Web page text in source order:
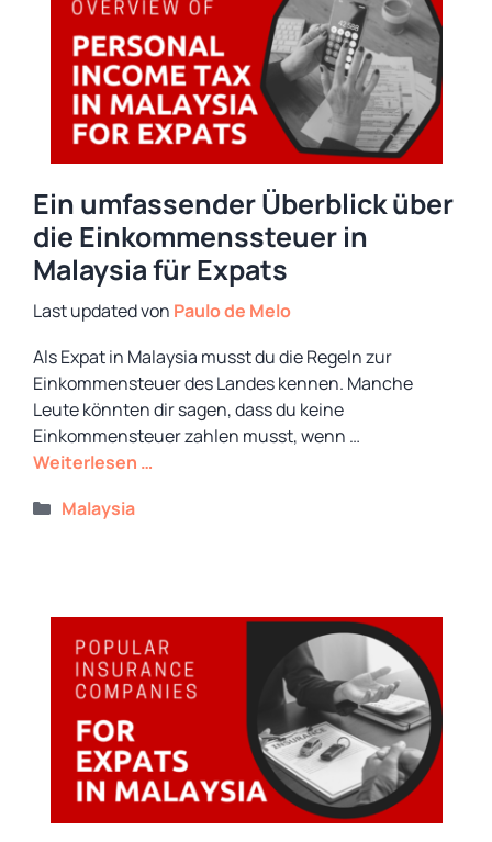
Ein umfassender Überblick über
die Einkommenssteuer in
Malaysia für Expats
von Paulo de Melo
Als Expat in Malaysia musst du die Regeln zur
Einkommensteuer des Landes kennen. Manche
Leute könnten dir sagen, dass du keine
Einkommensteuer zahlen musst, wenn …
Weiterlesen …
Kategorien
Malaysia